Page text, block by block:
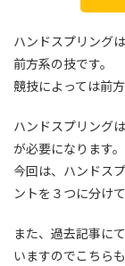
ハンドスプリング
前方系の技です。
競技によっては前
ハンドスプリング
が必要になります。
今回は、ハンドス
ントを３つに分け
また、過去記事に
いますのでこちら